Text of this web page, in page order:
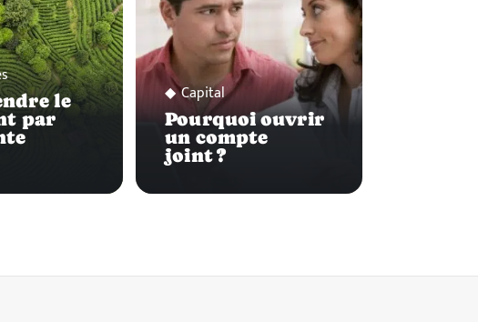
le
par
Capital
Pourquoi ouvrir
un compte
joint ?